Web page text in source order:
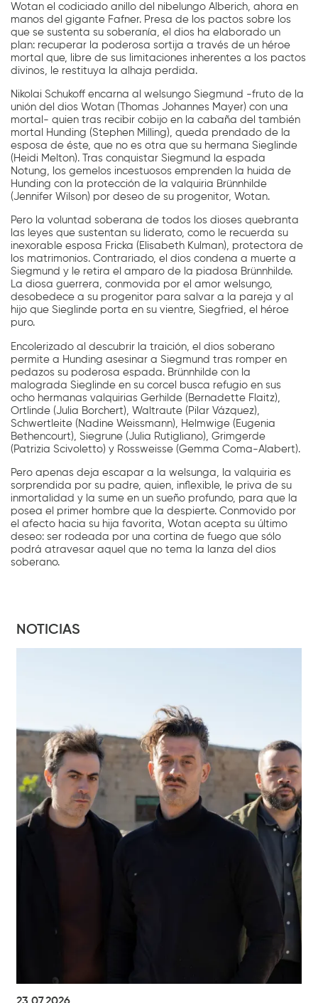
Wotan el codiciado anillo del nibelungo Alberich, ahora en
manos del gigante Fafner. Presa de los pactos sobre los
que se sustenta su soberanía, el dios ha elaborado un
plan: recuperar la poderosa sortija a través de un héroe
mortal que, libre de sus limitaciones inherentes a los pactos
divinos, le restituya la alhaja perdida.
Nikolai Schukoff encarna al welsungo Siegmund -fruto de la
unión del dios Wotan (Thomas Johannes Mayer) con una
mortal- quien tras recibir cobijo en la cabaña del también
mortal Hunding (Stephen Milling), queda prendado de la
esposa de éste, que no es otra que su hermana Sieglinde
(Heidi Melton). Tras conquistar Siegmund la espada
Notung, los gemelos incestuosos emprenden la huida de
Hunding con la protección de la valquiria Brünnhilde
(Jennifer Wilson) por deseo de su progenitor, Wotan.
Pero la voluntad soberana de todos los dioses quebranta
las leyes que sustentan su liderato, como le recuerda su
inexorable esposa Fricka (Elisabeth Kulman), protectora de
los matrimonios. Contrariado, el dios condena a muerte a
Siegmund y le retira el amparo de la piadosa Brünnhilde.
La diosa guerrera, conmovida por el amor welsungo,
desobedece a su progenitor para salvar a la pareja y al
hijo que Sieglinde porta en su vientre, Siegfried, el héroe
puro.
Encolerizado al descubrir la traición, el dios soberano
permite a Hunding asesinar a Siegmund tras romper en
pedazos su poderosa espada. Brünnhilde con la
malograda Sieglinde en su corcel busca refugio en sus
ocho hermanas valquirias Gerhilde (Bernadette Flaitz),
Ortlinde (Julia Borchert), Waltraute (Pilar Vázquez),
Schwertleite (Nadine Weissmann), Helmwige (Eugenia
Bethencourt), Siegrune (Julia Rutigliano), Grimgerde
(Patrizia Scivoletto) y Rossweisse (Gemma Coma-Alabert).
Pero apenas deja escapar a la welsunga, la valquiria es
sorprendida por su padre, quien, inflexible, le priva de su
inmortalidad y la sume en un sueño profundo, para que la
posea el primer hombre que la despierte. Conmovido por
el afecto hacia su hija favorita, Wotan acepta su último
deseo: ser rodeada por una cortina de fuego que sólo
podrá atravesar aquel que no tema la lanza del dios
soberano.
NOTICIAS